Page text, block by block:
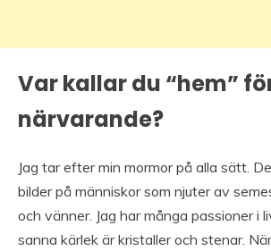
Var kallar du “hem”
närvarande?
Jag tar efter min mormor på alla sätt.
bilder på människor som njuter av
och vänner. Jag har många passioner i
sanna kärlek är kristaller och stenar.